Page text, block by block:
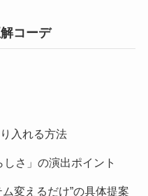
コーデ
入れる方法
しさ」の演出ポイント
変えるだけ”の具体提案